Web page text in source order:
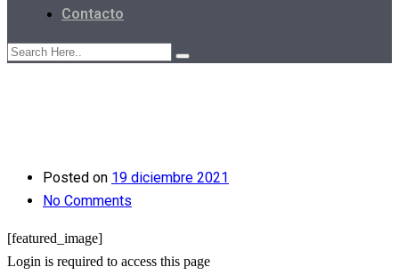
Contacto
Posted on 19 diciembre 2021
No Comments
[featured_image]
Login is required to access this page